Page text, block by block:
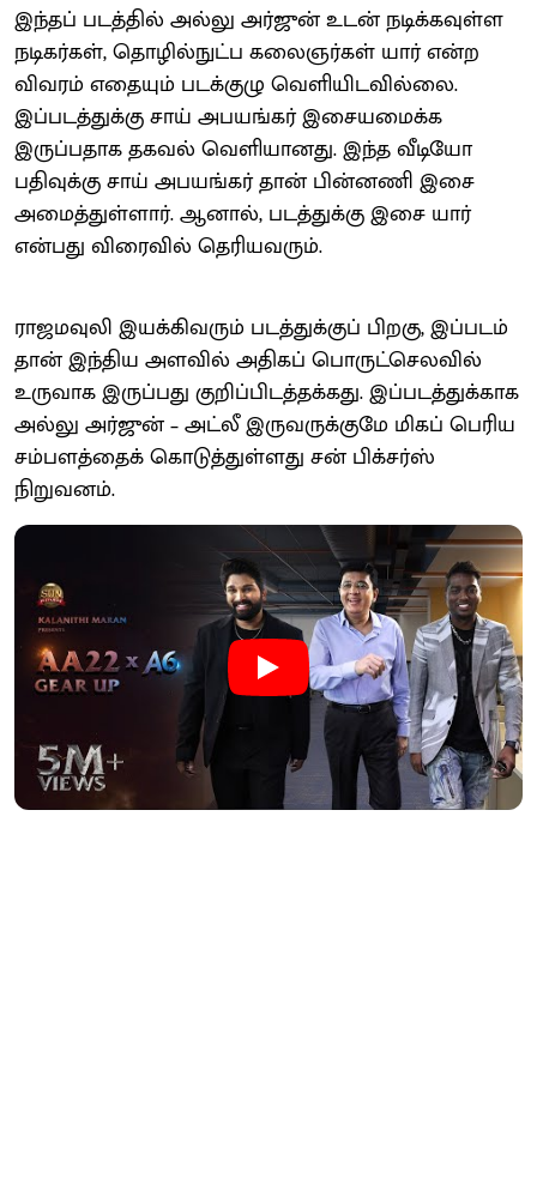
இந்தப் படத்தில் அல்லு அர்ஜுன் உடன் நடிக்கவுள்ள
நடிகர்கள், தொழில்நுட்ப கலைஞர்கள் யார் என்ற
விவரம் எதையும் படக்குழு வெளியிடவில்லை.
இப்படத்துக்கு சாய் அபயங்கர் இசையமைக்க
இருப்பதாக தகவல் வெளியானது. இந்த வீடியோ
பதிவுக்கு சாய் அபயங்கர் தான் பின்னணி இசை
அமைத்துள்ளார். ஆனால், படத்துக்கு இசை யார்
என்பது விரைவில் தெரியவரும்.
ராஜமவுலி இயக்கிவரும் படத்துக்குப் பிறகு, இப்படம்
தான் இந்திய அளவில் அதிகப் பொருட்செலவில்
உருவாக இருப்பது குறிப்பிடத்தக்கது. இப்படத்துக்காக
அல்லு அர்ஜுன் – அட்லீ இருவருக்குமே மிகப் பெரிய
சம்பளத்தைக் கொடுத்துள்ளது சன் பிக்சர்ஸ்
நிறுவனம்.